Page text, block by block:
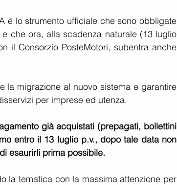
è lo strumento ufficiale che sono obbligate
che ora, alla scadenza naturale (13 luglio
il Consorzio PosteMotori, subentra anche
la migrazione al nuovo sistema e garantire
per imprese ed utenza.
già acquistati (prepagati, bollettini
entro il 13 luglio p.v., dopo tale data non
esaurirli prima possibile.
la tematica con la massima attenzione per